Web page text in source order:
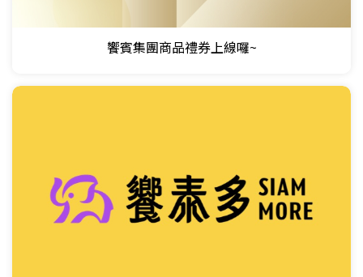
饗賓集團商品禮券上線囉~